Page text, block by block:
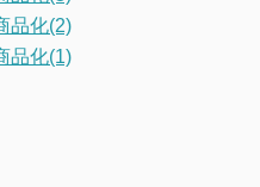
品化(2)
品化(1)